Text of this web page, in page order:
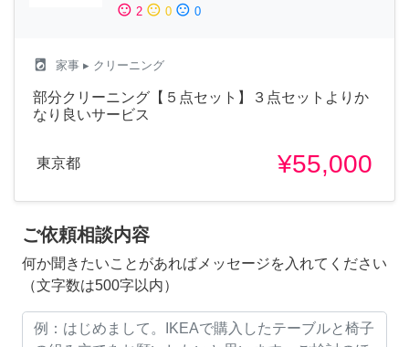
sentiment_satisfied 2 sentiment_neutral 0 sentiment_dissatisfied 0
local_laundry_service 家事 ▸ クリーニング
部分クリーニング【５点セット】３点セットよりか
なり良いサービス
東京都 ¥55,000
ご依頼相談内容
何か聞きたいことがあればメッセージを入れてください
（文字数は500字以内）